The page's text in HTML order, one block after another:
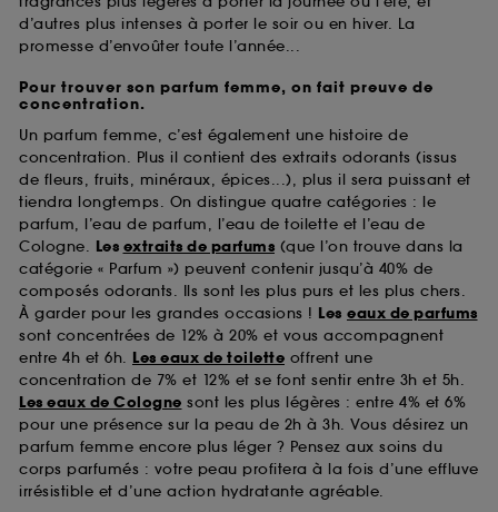
d’autres plus intenses à porter le soir ou en hiver. La
promesse d’envoûter toute l’année...
Pour trouver son parfum femme, on fait preuve de
concentration.
Un parfum femme, c’est également une histoire de
concentration. Plus il contient des extraits odorants (issus
de fleurs, fruits, minéraux, épices...), plus il sera puissant et
tiendra longtemps. On distingue quatre catégories : le
parfum, l’eau de parfum, l’eau de toilette et l’eau de
Cologne. Les extraits de parfums (que l’on trouve dans la
catégorie « Parfum ») peuvent contenir jusqu’à 40% de
composés odorants. Ils sont les plus purs et les plus chers.
À garder pour les grandes occasions ! Les eaux de parfums
sont concentrées de 12% à 20% et vous accompagnent
entre 4h et 6h. Les eaux de toilette offrent une
concentration de 7% et 12% et se font sentir entre 3h et 5h.
Les eaux de Cologne sont les plus légères : entre 4% et 6%
pour une présence sur la peau de 2h à 3h. Vous désirez un
parfum femme encore plus léger ? Pensez aux soins du
corps parfumés : votre peau profitera à la fois d’une effluve
irrésistible et d’une action hydratante agréable.